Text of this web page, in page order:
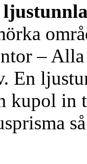
– Alla
En
kupol in